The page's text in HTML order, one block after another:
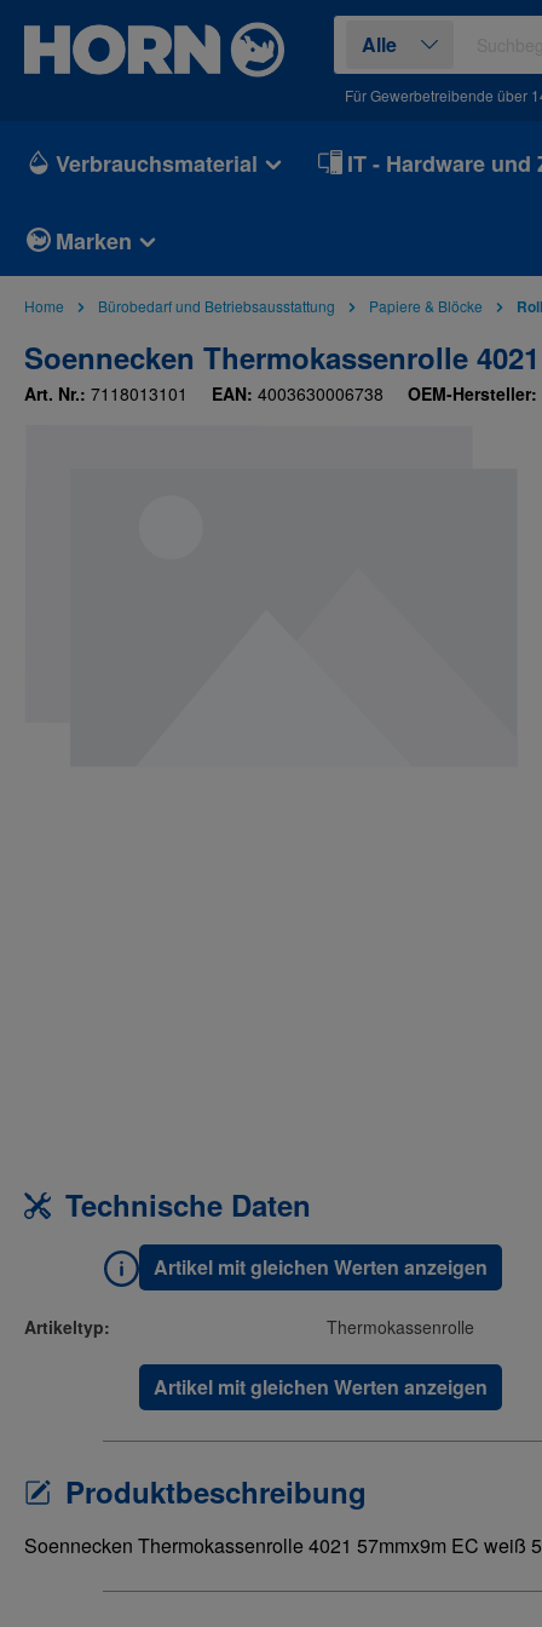
Zur Hauptnavigation springen
Alle
Für Gewerbetreibende über
Verbrauchsmaterial IT - Hardware und
Marken
Home Bürobedarf und Betriebsausstattung Papiere & Blöcke
Soennecken Thermokassenrolle
Art. Nr.: 7118013101 EAN: 4003630006738 OEM-Hersteller:
Technische Daten
Artikel mit gleichen Werten anzeigen
Artikeltyp: Thermokassenrolle
Artikel mit gleichen Werten anzeigen
Produktbeschreibung
Soennecken Thermokassenrolle 4021 57mmx9m EC weiß